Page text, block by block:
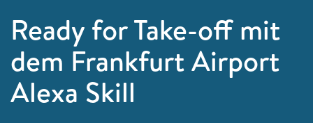
Ready for Take-off mit
dem Frankfurt Airport
Alexa Skill